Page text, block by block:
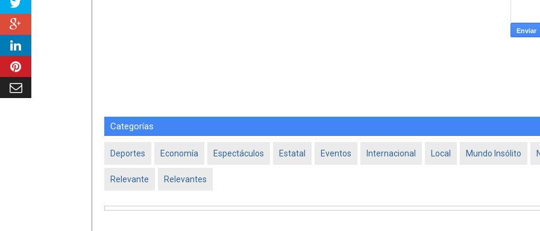
Categorías
Deportes Economía Espectáculos Estatal Eventos Internacional Local Mundo Insólito
Relevante Relevantes